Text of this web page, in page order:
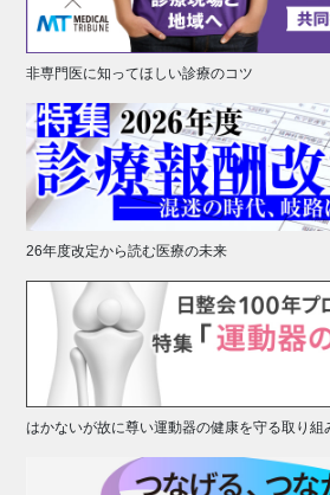
非専門医に知ってほしい診療のコツ
26年度改定から読む医療の未来
はかないが故に尊い運動器の健康を守る取り組